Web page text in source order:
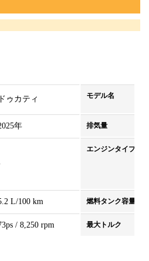
ドゥカティ モデル名
年 排気量
エンジンタイプ
L/100 km 燃料タンク容量
/ 8,250 rpm 最大トルク